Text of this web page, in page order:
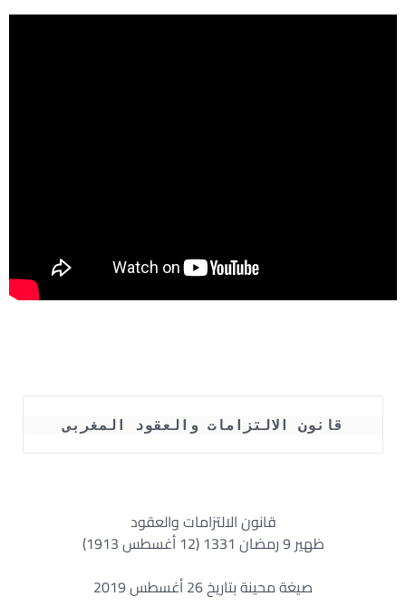
قانون الالتزامات والعقود المغربى
قانون الالتزامات والعقود
ظهير 9 رمضان 1331 (12 أغسطس 1913)
صيغة محينة بتاريخ 26 أغسطس 2019